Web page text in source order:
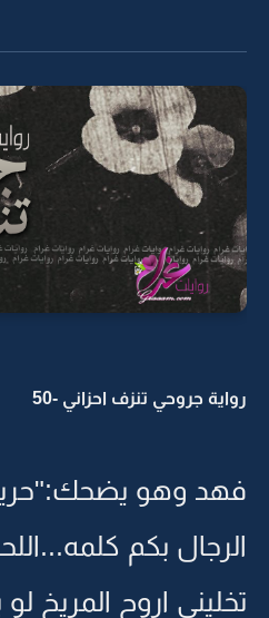
رواية جروحي تنزف احزاني -50
فهد وهو
الرجال بكم
تخليني اروح المريخ